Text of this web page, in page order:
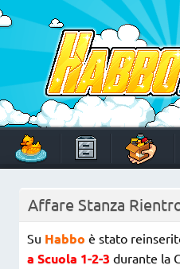
Skip
to
content
Un viaggio di pixel!
Affare Stanza
Su Habbo è stato
a Scuola 1-2-3 durante la